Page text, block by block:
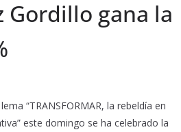
Gordillo gana la
“TRANSFORMAR, la rebeldía en
este domingo se ha celebrado la